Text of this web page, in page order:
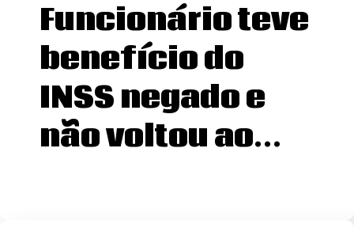
Funcionário teve
benefício do
INSS negado e
não voltou ao…